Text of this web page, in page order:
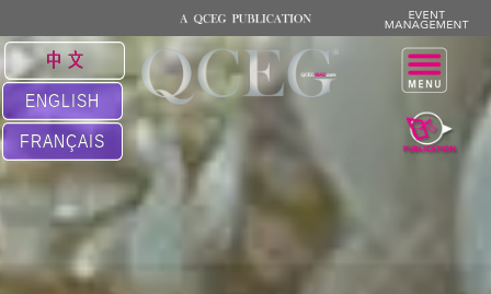
中 文
ENGLISH
FRANÇAIS